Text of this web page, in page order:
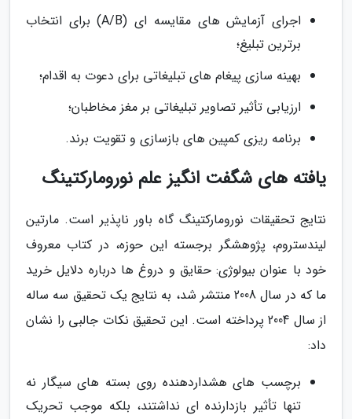
اجرای آزمایش های مقایسه ای (A/B) برای انتخاب
برترین تبلیغ؛
بهینه سازی پیغام های تبلیغاتی برای دعوت به اقدام؛
ارزیابی تأثیر تصاویر تبلیغاتی بر مغز مخاطبان؛
برنامه ریزی کمپین های بازسازی و تقویت برند.
یافته های شگفت انگیز علم نورومارکتینگ
نتایج تحقیقات نورومارکتینگ گاه باور ناپذیر است. مارتین
لیندستروم، پژوهشگر برجسته این حوزه، در کتاب معروف
خود با عنوان بیولوژی: حقایق و دروغ ها درباره دلایل خرید
ما که در سال 2008 منتشر شد، به نتایج یک تحقیق سه ساله
از سال 2004 پرداخته است. این تحقیق نکات جالبی را نشان
داد:
برچسب های هشداردهنده روی بسته های سیگار نه
تنها تأثیر بازدارنده ای نداشتند، بلکه موجب تحریک